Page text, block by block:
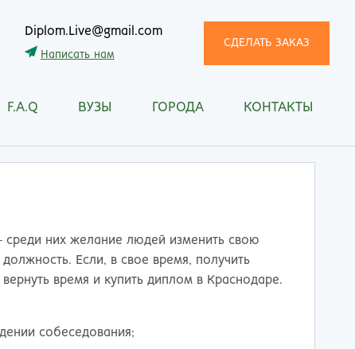
Diplom.Live@gmail.com
Написать нам
СДЕЛАТЬ ЗАКАЗ
F.A.Q ВУЗЫ ГОРОДА
Смоленск
Сочи
Ставрополь
КОНТАКТЫ
среди них желание людей изменить свою
Если, в свое время, получить
время и купить диплом в Краснодаре.
собеседования;